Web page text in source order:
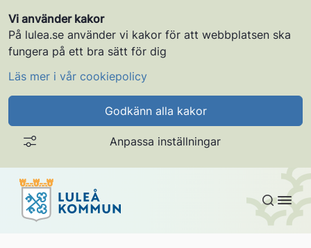
Vi använder kakor
På lulea.se använder vi kakor för att webbplatsen ska
fungera på ett bra sätt för dig
Läs mer i vår cookiepolicy
Godkänn alla kakor
Anpassa inställningar
Gå till innehållet